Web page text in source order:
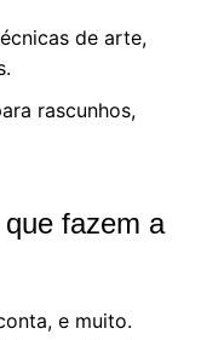
de arte,
rascunhos,
fazem a
e muito.